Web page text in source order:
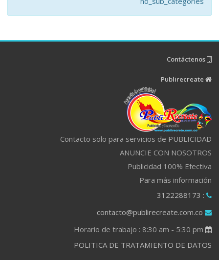
Contacto solo para servicios de PUBLICIDAD
ANUNCIE CON NOSOTROS
Publicidad 100% Efectiva
Para más información
: 3122288173
contacto@publirecreate.com.co
POLITICA DE TRATAMIENTO DE DATOS